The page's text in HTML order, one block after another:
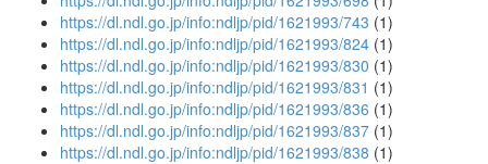
https://dl.ndl.go.jp/info:ndljp/pid/1621993/743 (1)
https://dl.ndl.go.jp/info:ndljp/pid/1621993/824 (1)
https://dl.ndl.go.jp/info:ndljp/pid/1621993/830 (1)
https://dl.ndl.go.jp/info:ndljp/pid/1621993/831 (1)
https://dl.ndl.go.jp/info:ndljp/pid/1621993/836 (1)
https://dl.ndl.go.jp/info:ndljp/pid/1621993/837 (1)
https://dl.ndl.go.jp/info:ndljp/pid/1621993/838 (1)